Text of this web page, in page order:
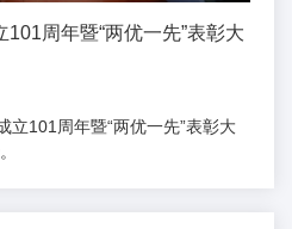
周年暨“两优一先”表彰大
立101周年暨“两优一先”表彰大